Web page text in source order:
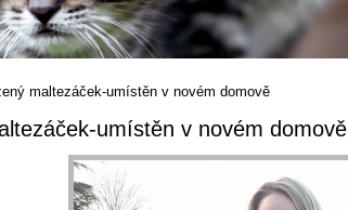
maltezáček-umístěn v novém domově
umístěn v novém domově